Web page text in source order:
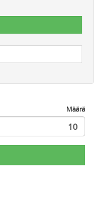
Määrä